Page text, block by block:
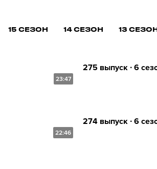
15 СЕЗОН 14 СЕЗОН 13
23:47
275 выпуск ∙ 6
22:46
274 выпуск ∙ 6